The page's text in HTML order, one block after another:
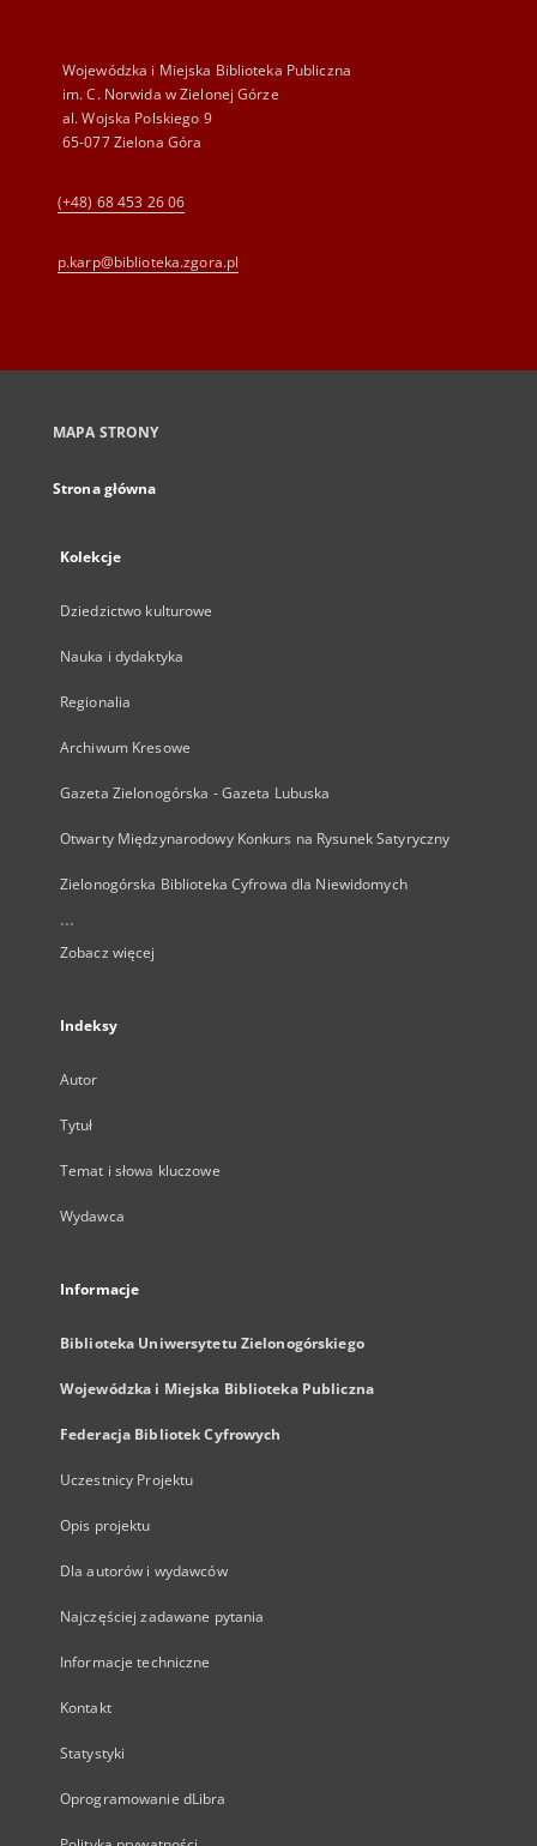
Wojewódzka i Miejska Biblioteka Publiczna
im. C. Norwida w Zielonej Górze
al. Wojska Polskiego 9
65-077 Zielona Góra
(+48) 68 453 26 06
p.karp@biblioteka.zgora.pl
MAPA STRONY
Strona główna
Kolekcje
Dziedzictwo kulturowe
Nauka i dydaktyka
Regionalia
Archiwum Kresowe
Gazeta Zielonogórska - Gazeta Lubuska
Otwarty Międzynarodowy Konkurs na Rysunek Satyryczny
Zielonogórska Biblioteka Cyfrowa dla Niewidomych
...
Zobacz więcej
Indeksy
Autor
Tytuł
Temat i słowa kluczowe
Wydawca
Informacje
Biblioteka Uniwersytetu Zielonogórskiego
Wojewódzka i Miejska Biblioteka Publiczna
Federacja Bibliotek Cyfrowych
Uczestnicy Projektu
Opis projektu
Dla autorów i wydawców
Najczęściej zadawane pytania
Informacje techniczne
Kontakt
Statystyki
Oprogramowanie dLibra